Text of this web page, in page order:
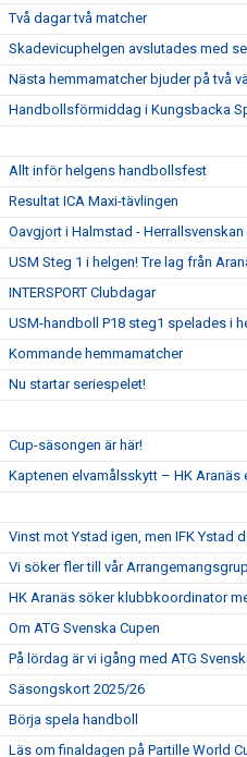
Två dagar två matcher
Skadevicuphelgen avslutades med
Nästa hemmamatcher bjuder på två
Handbollsförmiddag i Kungsbacka
Allt inför helgens handbollsfest
Resultat ICA Maxi-tävlingen
Oavgjort i Halmstad -
USM Steg 1 i helgen! Tre lag från
INTERSPORT Clubdagar
USM-handboll P18 steg1 spelades i
Kommande hemmamatcher
Nu startar seriespelet!
Cup-säsongen är här!
Kaptenen elvamålsskytt – HK Aranäs
Vinst mot Ystad igen, men IFK Ystad
Vi söker fler till vår
HK Aranäs söker klubbkoordinator
Om ATG Svenska Cupen
På lördag är vi igång med ATG
Säsongskort 2025/26
Börja spela handboll
Läs om finaldagen på Partille World